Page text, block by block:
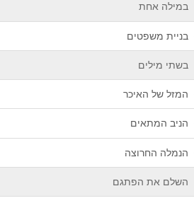
במילה אחת
בניית משפטים
בשתי מילים
המזל של האיכר
הניב המתאים
הנמלה החרוצה
השלם את הפתגם